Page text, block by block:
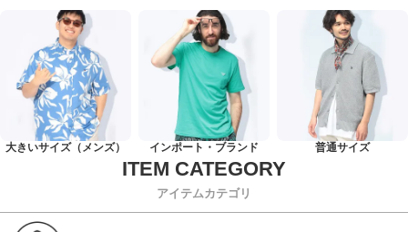
大きいサイズ（メンズ） インポート・ブランド 普通サイズ
アイテムカテゴリ